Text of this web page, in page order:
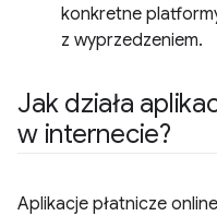
konkretne
z wyprzedzeniem.
Jak działa
w internecie?
Aplikacje płatnicze